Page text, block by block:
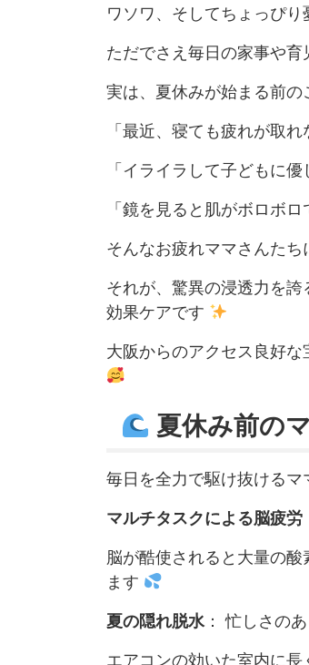
ワソワ、そしてちょっぴ
ただでさえ毎日の家事や
実は、夏休みが始まる前
「最近、寝ても疲れが取れ
「イライラして子どもに優
「鏡を見ると肌がボロボロ
そんなお疲れママさんた
それが、驚異の浸透力を
効果ケアです
大阪からのアクセス良好
夏休み前の
毎日を全力で駆け抜ける
マルチタスクによる脳疲労
脳が酷使されると大量の
ます
夏の隠れ脱水 ： 忙しさの
エアコンの効いた室内に